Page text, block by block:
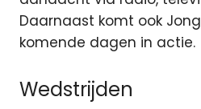
Daarnaast komt ook
komende dagen in actie.
Wedstrijden